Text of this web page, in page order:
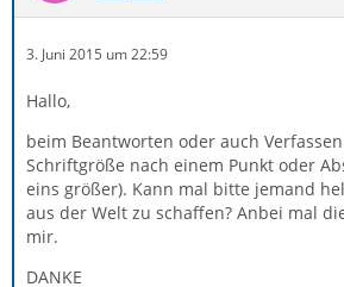
3. Juni 2015 um 22:59
Hallo,
beim Beantworten oder auch
Schriftgröße nach einem Punkt oder
eins größer). Kann mal bitte jemand
aus der Welt zu schaffen? Anbei mal
mir.
DANKE